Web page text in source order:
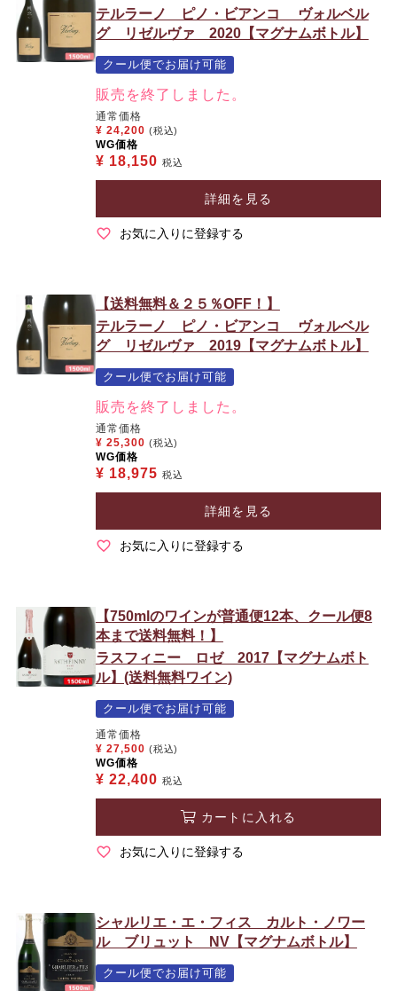
テルラーノ ピノ・ビアンコ ヴォルベル
グ リゼルヴァ 2020【マグナムボトル】
クール便でお届け可能
販売を終了しました。
通常価格
¥ 24,200 (税込)
WG価格
¥ 18,150 税込
詳細を見る
お気に入りに登録する
【送料無料＆２５％OFF！】
テルラーノ ピノ・ビアンコ ヴォルベル
グ リゼルヴァ 2019【マグナムボトル】
クール便でお届け可能
販売を終了しました。
通常価格
¥ 25,300 (税込)
WG価格
¥ 18,975 税込
詳細を見る
お気に入りに登録する
【750mlのワインが普通便12本、クール便8
本まで送料無料！】
ラスフィニー ロゼ 2017【マグナムボト
ル】(送料無料ワイン)
クール便でお届け可能
通常価格
¥ 27,500 (税込)
WG価格
¥ 22,400 税込
カートに入れる
お気に入りに登録する
シャルリエ・エ・フィス カルト・ノワー
ル ブリュット NV【マグナムボトル】
クール便でお届け可能